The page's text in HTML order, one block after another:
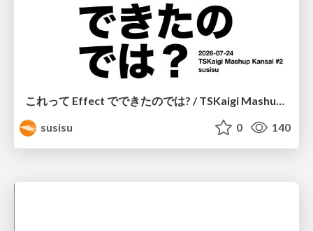
susisu
0 140